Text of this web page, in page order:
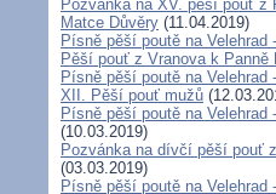
Pozvánka na XV. pěší pouť
Matce Důvěry (11.04.2019)
Písně pěší poutě na Velehrad
Pěší pouť z Vranova k Panně
Písně pěší poutě na
XII. Pěší pouť mužů
Písně pěší poutě na Velehrad
(10.03.2019)
Pozvánka na dívčí pěší pouť
(03.03.2019)
Písně pěší poutě na Velehrad